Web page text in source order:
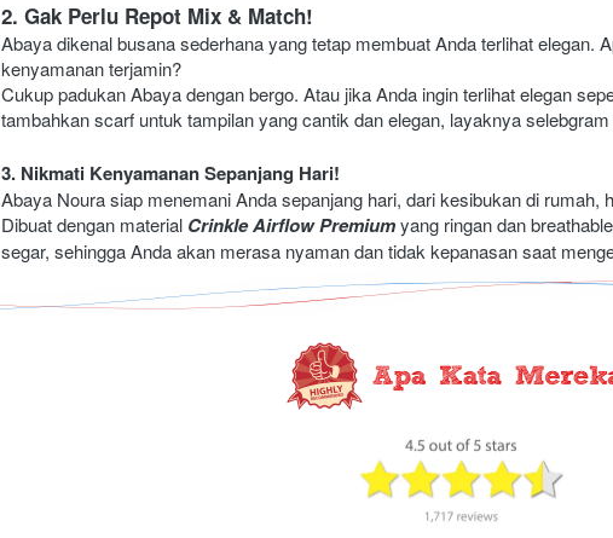
2. Gak Perlu Repot Mix & Match!
Abaya dikenal busana sederhana yang tetap membuat Anda terlihat elegan.
kenyamanan terjamin?
Cukup padukan Abaya dengan bergo. Atau jika Anda ingin terlihat elegan
tambahkan scarf untuk tampilan yang cantik dan elegan, layaknya
3. Nikmati Kenyamanan Sepanjang Hari!
Abaya Noura siap menemani Anda sepanjang hari, dari kesibukan di rumah,
Dibuat dengan material Crinkle Airflow Premium yang ringan dan
segar, sehingga Anda akan merasa nyaman dan tidak kepanasan saat